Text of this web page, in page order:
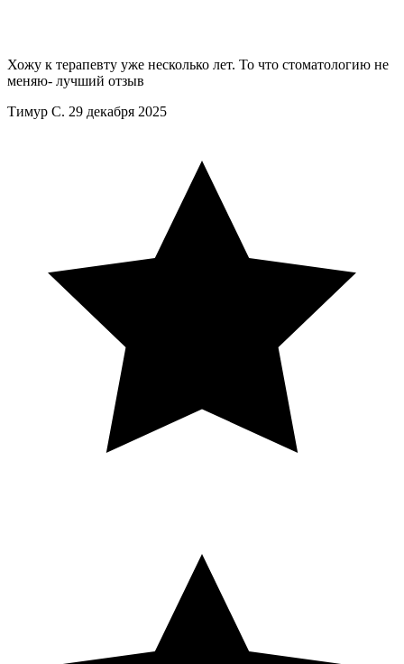
Хожу к терапевту уже несколько лет. То что стоматологию не
меняю- лучший отзыв
Тимур С. 29 декабря 2025